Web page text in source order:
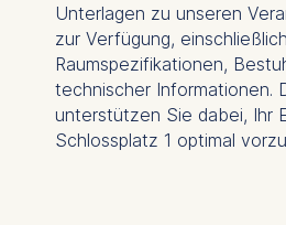
Unterlagen zu unseren
zur Verfügung, einschließlich
Raumspezifikationen,
technischer Informationen.
unterstützen Sie dabei, Ihr
Schlossplatz 1 optimal